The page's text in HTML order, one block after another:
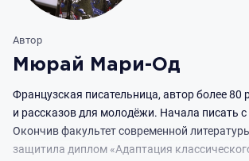
Автор
Мюрай Мари-Од
Французская писательница, автор более 80
и рассказов для молодёжи. Начала писать с
Окончив факультет современной
защитила диплом «Адаптация